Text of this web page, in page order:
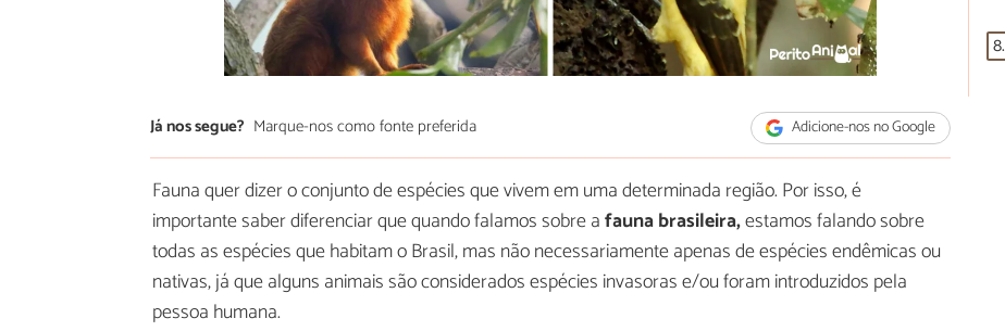
Já nos segue? Marque-nos como fonte preferida Adicione-nos no Google
Fauna quer dizer o conjunto de espécies que vivem em uma determinada região. Por isso, é
importante saber diferenciar que quando falamos sobre afauna brasileira,estamos falando sobre
todas as espécies que habitam o Brasil, mas não necessariamente apenas de espécies endêmicas ou
nativas, já que alguns animais são considerados espécies invasoras e/ou foram introduzidos pela
pessoa humana.
8.